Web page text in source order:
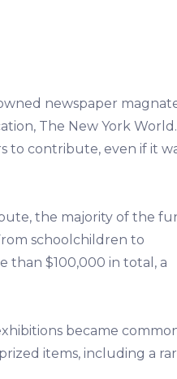
newspaper
The New York World.
to contribute, even if it
the majority of the
schoolchildren to
than $100,000 in total, a
became
items, including a